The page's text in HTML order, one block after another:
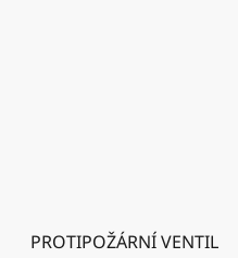
PROTIPOŽÁRNÍ VENTIL